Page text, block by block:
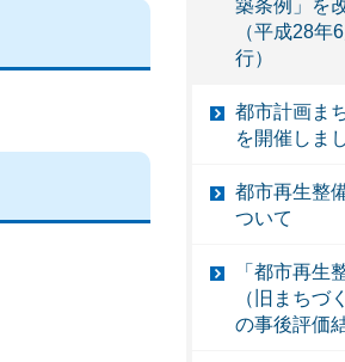
築条例」を
（平成28年
行）
都市計画ま
を開催しま
都市再生整
ついて
「都市再生
（旧まちづ
の事後評価